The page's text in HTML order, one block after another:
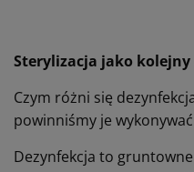
Sterylizacja jako
Czym różni się
powinniśmy je
Dezynfekcja to